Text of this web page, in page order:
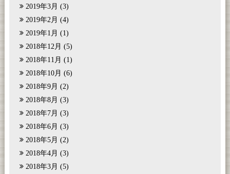
2019年3月 (3)
2019年2月 (4)
2019年1月 (1)
2018年12月 (5)
2018年11月 (1)
2018年10月 (6)
2018年9月 (2)
2018年8月 (3)
2018年7月 (3)
2018年6月 (3)
2018年5月 (2)
2018年4月 (3)
2018年3月 (5)